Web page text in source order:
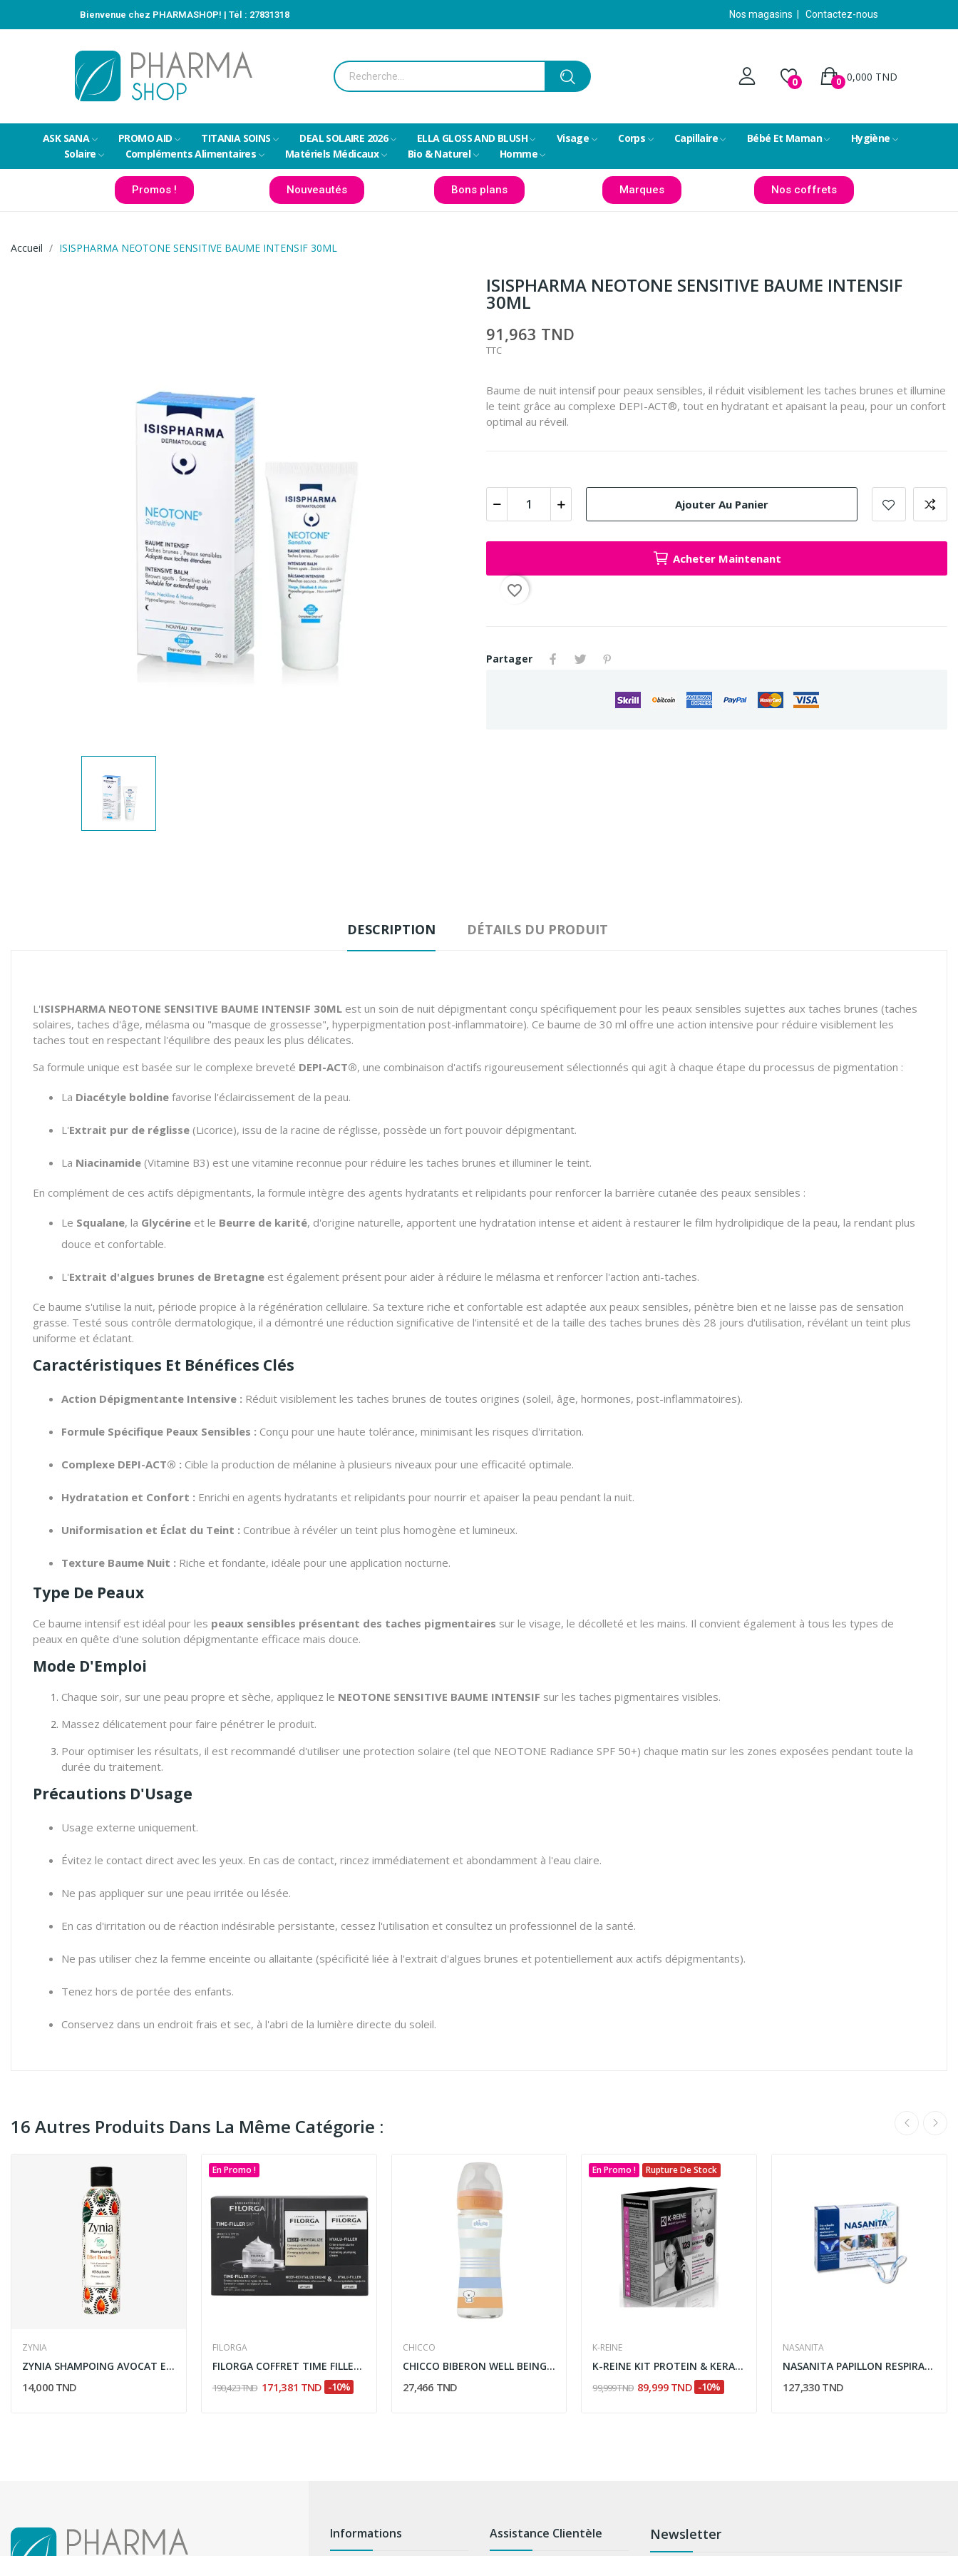
Bienvenue chez PHARMASHOP! | Tél : 27831318 Nos magasins Contactez-nous
0 0,000 TND
0
ASK SANA PROMO AID TITANIA SOINS DEAL SOLAIRE 2026 ELLA GLOSS AND BLUSH Visage Corps Capillaire Bébé Et Maman
Hygiène
Solaire
Compléments Alimentaires Matériels Médicaux Bio & Naturel Homme
Promos ! Nouveautés Bons plans Marques Nos coffrets
Accueil ISISPHARMA NEOTONE SENSITIVE BAUME INTENSIF 30ML
ISISPHARMA NEOTONE SENSITIVE BAUME INTENSIF
30ML
91,963 TND
TTC
Baume de nuit intensif pour peaux sensibles, il réduit visiblement les taches brunes et illumine
le teint grâce au complexe DEPI-ACT®, tout en hydratant et apaisant la peau, pour un confort
optimal au réveil.
Ajouter Au Panier
Acheter Maintenant
favorite_border
Partager
DESCRIPTION DÉTAILS DU PRODUIT
L'ISISPHARMA NEOTONE SENSITIVE BAUME INTENSIF 30ML est un soin de nuit dépigmentant conçu spécifiquement pour les peaux sensibles sujettes aux taches brunes (taches
solaires, taches d'âge, mélasma ou "masque de grossesse", hyperpigmentation post-inflammatoire). Ce baume de 30 ml offre une action intensive pour réduire visiblement les
taches tout en respectant l'équilibre des peaux les plus délicates.
Sa formule unique est basée sur le complexe breveté DEPI-ACT®, une combinaison d'actifs rigoureusement sélectionnés qui agit à chaque étape du processus de pigmentation :
La Diacétyle boldine favorise l'éclaircissement de la peau.
L'Extrait pur de réglisse (Licorice), issu de la racine de réglisse, possède un fort pouvoir dépigmentant.
La Niacinamide (Vitamine B3) est une vitamine reconnue pour réduire les taches brunes et illuminer le teint.
En complément de ces actifs dépigmentants, la formule intègre des agents hydratants et relipidants pour renforcer la barrière cutanée des peaux sensibles :
Le Squalane, la Glycérine et le Beurre de karité, d'origine naturelle, apportent une hydratation intense et aident à restaurer le film hydrolipidique de la peau, la rendant plus
douce et confortable.
L'Extrait d'algues brunes de Bretagne est également présent pour aider à réduire le mélasma et renforcer l'action anti-taches.
Ce baume s'utilise la nuit, période propice à la régénération cellulaire. Sa texture riche et confortable est adaptée aux peaux sensibles, pénètre bien et ne laisse pas de sensation
grasse. Testé sous contrôle dermatologique, il a démontré une réduction significative de l'intensité et de la taille des taches brunes dès 28 jours d'utilisation, révélant un teint plus
uniforme et éclatant.
Caractéristiques Et Bénéfices Clés
Action Dépigmentante Intensive : Réduit visiblement les taches brunes de toutes origines (soleil, âge, hormones, post-inflammatoires).
Formule Spécifique Peaux Sensibles : Conçu pour une haute tolérance, minimisant les risques d'irritation.
Complexe DEPI-ACT® : Cible la production de mélanine à plusieurs niveaux pour une efficacité optimale.
Hydratation et Confort : Enrichi en agents hydratants et relipidants pour nourrir et apaiser la peau pendant la nuit.
Uniformisation et Éclat du Teint : Contribue à révéler un teint plus homogène et lumineux.
Texture Baume Nuit : Riche et fondante, idéale pour une application nocturne.
Type De Peaux
Ce baume intensif est idéal pour les peaux sensibles présentant des taches pigmentaires sur le visage, le décolleté et les mains. Il convient également à tous les types de
peaux en quête d'une solution dépigmentante efficace mais douce.
Mode D'Emploi
Chaque soir, sur une peau propre et sèche, appliquez le NEOTONE SENSITIVE BAUME INTENSIF sur les taches pigmentaires visibles.
Massez délicatement pour faire pénétrer le produit.
Pour optimiser les résultats, il est recommandé d'utiliser une protection solaire (tel que NEOTONE Radiance SPF 50+) chaque matin sur les zones exposées pendant toute la
durée du traitement.
Précautions D'Usage
Usage externe uniquement.
Évitez le contact direct avec les yeux. En cas de contact, rincez immédiatement et abondamment à l'eau claire.
Ne pas appliquer sur une peau irritée ou lésée.
En cas d'irritation ou de réaction indésirable persistante, cessez l'utilisation et consultez un professionnel de la santé.
Ne pas utiliser chez la femme enceinte ou allaitante (spécificité liée à l'extrait d'algues brunes et potentiellement aux actifs dépigmentants).
Tenez hors de portée des enfants.
Conservez dans un endroit frais et sec, à l'abri de la lumière directe du soleil.
16 Autres Produits Dans La Même Catégorie :
ZYNIA
ZYNIA SHAMPOING AVOCAT EFFET BOUCLES 250ML
14,000 TND
En Promo !
FILORGA
FILORGA COFFRET TIME FILLER CREME 5XP
190,423 TND 171,381 TND -10%
CHICCO
CHICCO BIBERON WELL BEING EN VERRE FLUX LENT...
27,466 TND
En Promo ! Rupture De Stock
K-REINE
K-REINE KIT PROTEIN & KERATIN SYSTEM 3*130 ML
99,999 TND 89,999 TND -10%
NASANITA
NASANITA PAPILLON RESPIRATION NASALE 1 PIECE
127,330 TND
Informations Assistance Clientèle Newsletter